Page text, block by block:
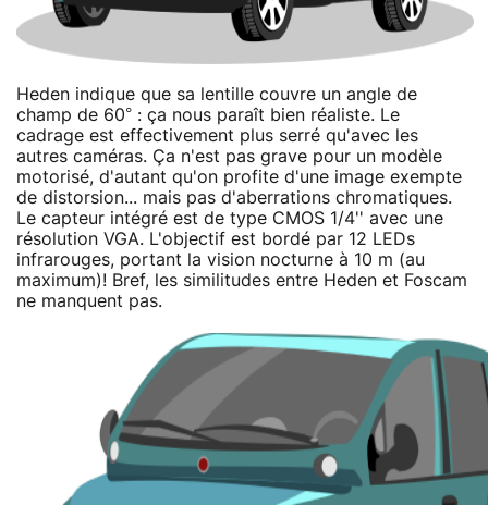
Heden indique que sa lentille couvre un angle de
champ de 60° : ça nous paraît bien réaliste. Le
cadrage est effectivement plus serré qu'avec les
autres caméras. Ça n'est pas grave pour un modèle
motorisé, d'autant qu'on profite d'une image exempte
de distorsion... mais pas d'aberrations chromatiques.
Le capteur intégré est de type CMOS 1/4'' avec une
résolution VGA. L'objectif est bordé par 12 LEDs
infrarouges, portant la vision nocturne à 10 m (au
maximum)! Bref, les similitudes entre Heden et Foscam
ne manquent pas.